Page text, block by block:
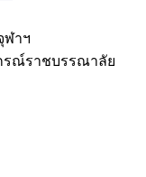
ฬาฯ
รณ์ราชบรรณาลัย